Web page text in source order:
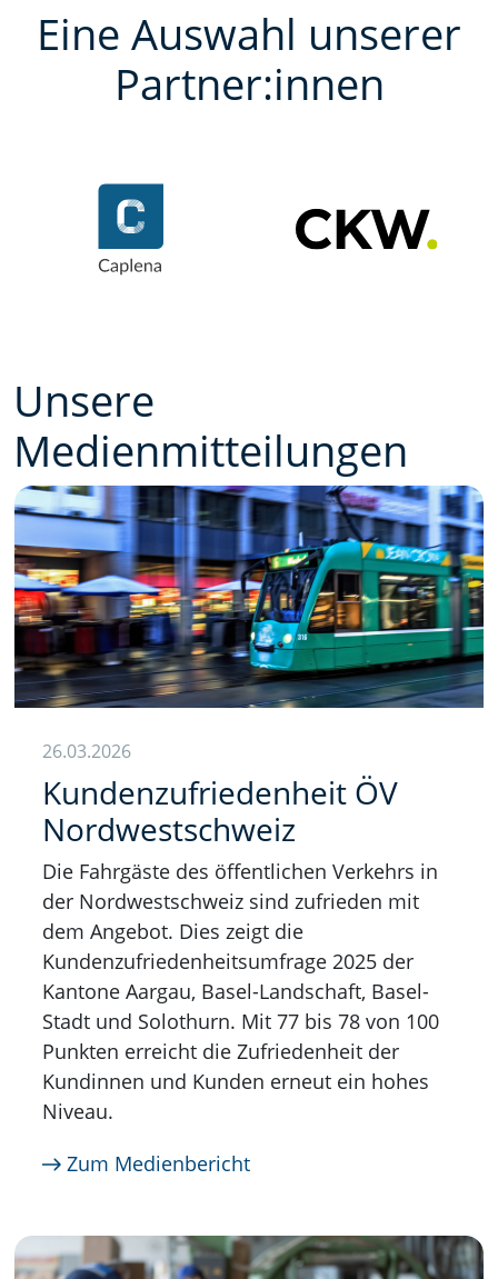
Eine Auswahl unserer
Partner:innen
Unsere
Medienmitteilungen
26.03.2026
Kundenzufriedenheit ÖV
Nordwestschweiz
Die Fahrgäste des öffentlichen Verkehrs in
der Nordwestschweiz sind zufrieden mit
dem Angebot. Dies zeigt die
Kundenzufriedenheitsumfrage 2025 der
Kantone Aargau, Basel-Landschaft, Basel-
Stadt und Solothurn. Mit 77 bis 78 von 100
Punkten erreicht die Zufriedenheit der
Kundinnen und Kunden erneut ein hohes
Niveau.
Zum Medienbericht